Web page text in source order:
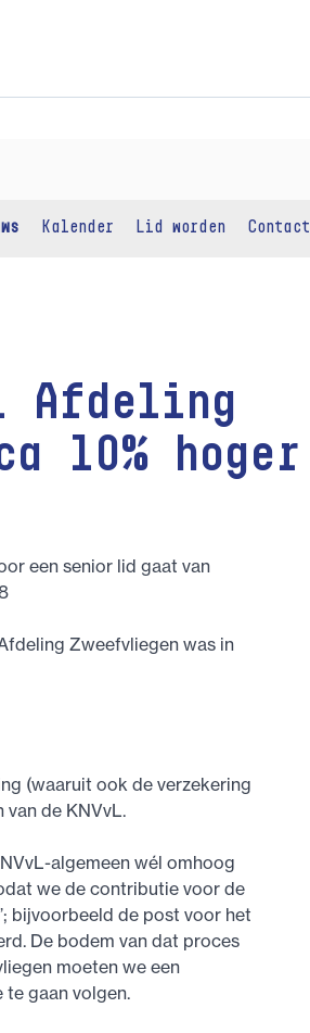
Kalender Lid worden Contact
Afdeling
10% hoger
een senior lid gaat van
Zweefvliegen was in
(waaruit ook de verzekering
de KNVvL.
algemeen wél omhoog
we de contributie voor de
bijvoorbeeld de post voor het
De bodem van dat proces
moeten we een
te gaan volgen.